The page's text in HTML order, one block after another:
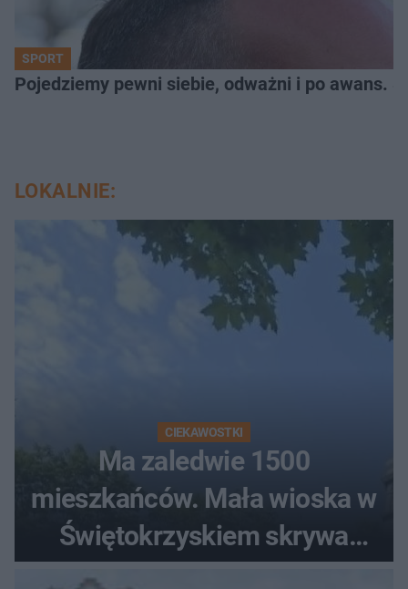
SPORT
Pojedziemy pewni siebie, odważni i po awans.
LOKALNIE:
CIEKAWOSTKI
Ma zaledwie 1500
mieszkańców. Mała wioska w
Świętokrzyskiem skrywa
zabytki, bywał tu nawet król